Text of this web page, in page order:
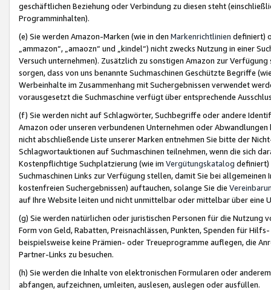
geschäftlichen Beziehung oder Verbindung zu diesen steht
Programminhalten).
(e) Sie werden Amazon-Marken (wie in den Markenrichtlinien definiert)
„ammazon“, „amaozn“ und „kindel“) nicht zwecks Nutzung in einer
Versuch unternehmen). Zusätzlich zu sonstigen Amazon zur
sorgen, dass von uns benannte Suchmaschinen Geschützte Begriffe
Werbeinhalte im Zusammenhang mit Suchergebnissen verwendet
vorausgesetzt die Suchmaschine verfügt über entsprechende
(f) Sie werden nicht auf Schlagwörter, Suchbegriffe oder andere
Amazon oder unseren verbundenen Unternehmen oder
nicht abschließende Liste unserer Marken entnehmen Sie bitte der
Schlagwortauktionen auf Suchmaschinen teilnehmen, wenn die sich
Kostenpflichtige Suchplatzierung (wie im Vergütungskatalog definiert)
Suchmaschinen Links zur Verfügung stellen, damit Sie bei
kostenfreien Suchergebnissen) auftauchen, solange Sie die
auf Ihre Website leiten und nicht unmittelbar oder mittelbar über eine
(g) Sie werden natürlichen oder juristischen Personen für die Nutzung
Form von Geld, Rabatten, Preisnachlässen, Punkten, Spenden für
beispielsweise keine Prämien- oder Treueprogramme auflegen, die
Partner-Links zu besuchen.
(h) Sie werden die Inhalte von elektronischen Formularen oder
abfangen, aufzeichnen, umleiten, auslesen, auslegen oder ausfüllen.